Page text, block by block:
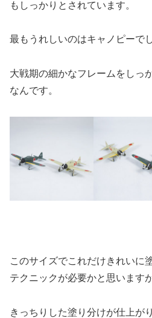
もしっかりとされています。
最もうれしいのはキャノピーで
大戦期の細かなフレームをしっ
なんです。
このサイズでこれだけきれいに
テクニックが必要かと思います
きっちりした塗り分けが仕上が